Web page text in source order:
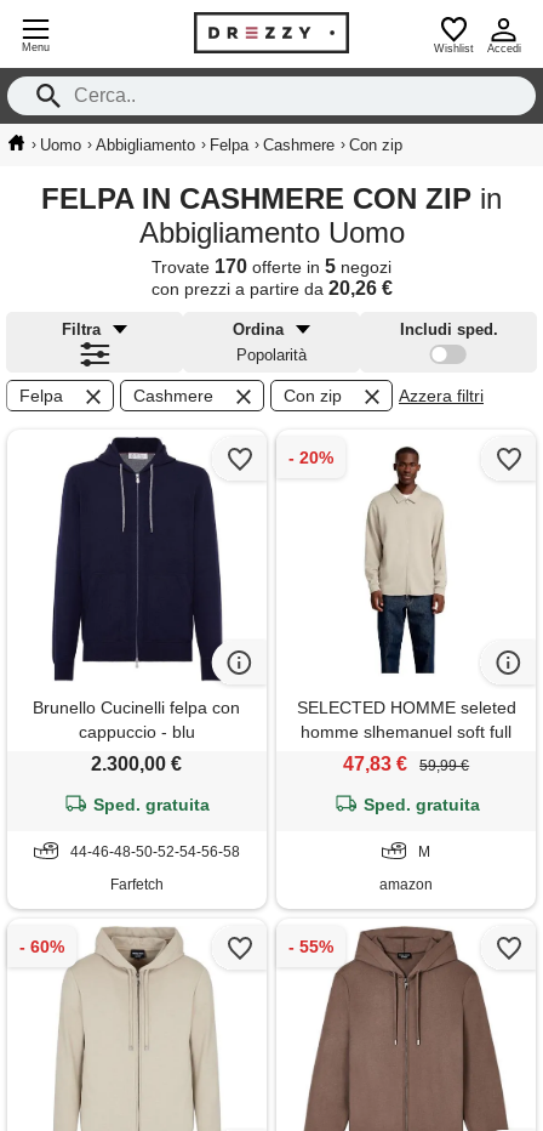
Menu Wishlist Accedi
› Uomo › Abbigliamento › Felpa › Cashmere › Con zip
FELPA IN CASHMERE CON ZIP in
Abbigliamento Uomo
Trovate 170 offerte in 5 negozi
con prezzi a partire da 20,26 €
Filtra
Ordina
Popolarità
Includi sped.
Felpa Cashmere Con zip Azzera filtri
Brunello Cucinelli felpa con
cappuccio - blu
2.300,00 €
Sped. gratuita
44-46-48-50-52-54-56-58
Farfetch
SELECTED HOMME seleted
homme slhemanuel soft full
zip sweat noos, pure
47,83 € 59,99 €
Sped. gratuita
M
amazon